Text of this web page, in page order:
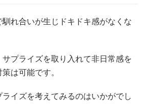
れ合いが生じドキドキ感がなくな
プライズを取り入れて非日常感を
は可能です。
イズを考えてみるのはいかがでし